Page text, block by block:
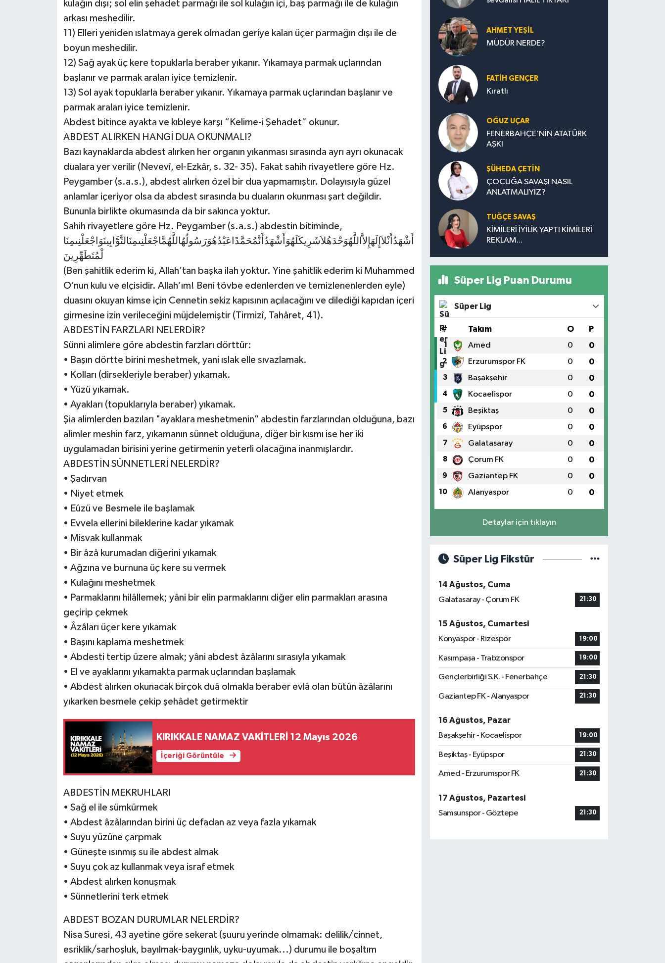
kulağın dışı; sol elin şehadet parmağı ile sol kulağın içi, baş parmağı ile de kulağın
arkası meshedilir.
11) Elleri yeniden ıslatmaya gerek olmadan geriye kalan üçer parmağın dışı ile de
boyun meshedilir.
12) Sağ ayak üç kere topuklarla beraber yıkanır. Yıkamaya parmak uçlarından
başlanır ve parmak araları iyice temizlenir.
13) Sol ayak topuklarla beraber yıkanır. Yıkamaya parmak uçlarından başlanır ve
parmak araları iyice temizlenir.
Abdest bitince ayakta ve kıbleye karşı “Kelime-i Şehadet” okunur.
ABDEST ALIRKEN HANGİ DUA OKUNMALI?
Bazı kaynaklarda abdest alırken her organın yıkanması sırasında ayrı ayrı okunacak
dualara yer verilir (Nevevî, el-Ezkâr, s. 32- 35). Fakat sahih rivayetlere göre Hz.
Peygamber (s.a.s.), abdest alırken özel bir dua yapmamıştır. Dolayısıyla güzel
anlamlar içeriyor olsa da abdest sırasında bu duaların okunması şart değildir.
Bununla birlikte okumasında da bir sakınca yoktur.
Sahih rivayetlere göre Hz. Peygamber (s.a.s.) abdestin bitiminde,
أَشْهَدُأَنْلاَإِلَهَإِلاَّاللَّهُوَحْدَهُلاَشَرِيكَلَهُوَأَشْهَدُأَنَّمُحَمَّدًاعَبْدُهُوَرَسُولُهُاللَّهُمَّاجْعَلْنِىمِنَالتَّوَّابِينَوَاجْعَلْنِىمِنَا
لْمُتَطَهِّرِينَ
(Ben şahitlik ederim ki, Allah’tan başka ilah yoktur. Yine şahitlik ederim ki Muhammed
O’nun kulu ve elçisidir. Allah’ım! Beni tövbe edenlerden ve temizlenenlerden eyle)
duasını okuyan kimse için Cennetin sekiz kapısının açılacağını ve dilediği kapıdan içeri
girmesine izin verileceğini müjdelemiştir (Tirmizî, Tahâret, 41).
ABDESTİN FARZLARI NELERDİR?
Sünni alimlere göre abdestin farzları dörttür:
• Başın dörtte birini meshetmek, yani ıslak elle sıvazlamak.
• Kolları (dirsekleriyle beraber) yıkamak.
• Yüzü yıkamak.
• Ayakları (topuklarıyla beraber) yıkamak.
Şia alimlerden bazıları "ayaklara meshetmenin" abdestin farzlarından olduğuna, bazı
alimler meshin farz, yıkamanın sünnet olduğuna, diğer bir kısmı ise her iki
uygulamadan birisini yerine getirmenin yeterli olacağına inanmışlardır.
ABDESTİN SÜNNETLERİ NELERDİR?
• Şadırvan
• Niyet etmek
• Eûzü ve Besmele ile başlamak
• Evvela ellerini bileklerine kadar yıkamak
• Misvak kullanmak
• Bir âzâ kurumadan diğerini yıkamak
• Ağzına ve burnuna üç kere su vermek
• Kulağını meshetmek
• Parmaklarını hilâllemek; yâni bir elin parmaklarını diğer elin parmakları arasına
geçirip çekmek
• Âzâları üçer kere yıkamak
• Başını kaplama meshetmek
• Abdesti tertip üzere almak; yâni abdest âzâlarını sırasıyla yıkamak
• El ve ayaklarını yıkamakta parmak uçlarından başlamak
• Abdest alırken okunacak birçok duâ olmakla beraber evlâ olan bütün âzâlarını
yıkarken besmele çekip şehâdet getirmektir
KIRIKKALE NAMAZ VAKİTLERİ 12 Mayıs 2026
İçeriği Görüntüle
ABDESTİN MEKRUHLARI
• Sağ el ile sümkürmek
• Abdest âzâlarından birini üç defadan az veya fazla yıkamak
• Suyu yüzüne çarpmak
• Güneşte ısınmış su ile abdest almak
• Suyu çok az kullanmak veya israf etmek
• Abdest alırken konuşmak
• Sünnetlerini terk etmek
ABDEST BOZAN DURUMLAR NELERDİR?
Nisa Suresi, 43 ayetine göre sekerat (şuuru yerinde olmamak: delilik/cinnet,
esriklik/sarhoşluk, bayılmak-baygınlık, uyku-uyumak...) durumu ile boşaltım
AHMET YEŞİL
MÜDÜR NERDE?
FATIH GENÇER
Kıratlı
OĞUZ UÇAR
FENERBAHÇE’NİN ATATÜRK
AŞKI
ŞÜHEDA ÇETİN
ÇOCUĞA SAVAŞI NASIL
ANLATMALIYIZ?
TUĞÇE SAVAŞ
KİMİLERİ İYİLİK YAPTI KİMİLERİ
REKLAM...
Süper Lig Puan Durumu
Süper Lig
# Takım O P
1 Amed 0 0
2 Erzurumspor FK 0 0
3 Başakşehir 0 0
4 Kocaelispor 0 0
5 Beşiktaş 0 0
6 Eyüpspor 0 0
7 Galatasaray 0 0
8 Çorum FK 0 0
9 Gaziantep FK 0 0
10 Alanyaspor 0 0
Detaylar için tıklayın
Süper Lig Fikstür
14 Ağustos, Cuma
Galatasaray - Çorum FK
21:30
15 Ağustos, Cumartesi
Konyaspor - Rizespor
19:00
Kasımpaşa - Trabzonspor 19:00
Gençlerbirliği S.K. - Fenerbahçe 21:30
Gaziantep FK - Alanyaspor 21:30
16 Ağustos, Pazar
Başakşehir - Kocaelispor
19:00
Beşiktaş - Eyüpspor 21:30
Amed - Erzurumspor FK 21:30
17 Ağustos, Pazartesi
Samsunspor - Göztepe
21:30